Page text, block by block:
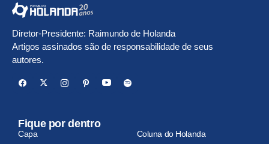
Diretor-Presidente: Raimundo de Holanda
Artigos assinados são de responsabilidade de seus
autores.
Fique por dentro
Capa
Coluna do Holanda